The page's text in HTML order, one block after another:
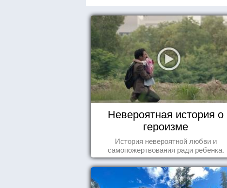
Невероятная история о
героизме
История невероятной любви и
самопожертвования ради ребенка.